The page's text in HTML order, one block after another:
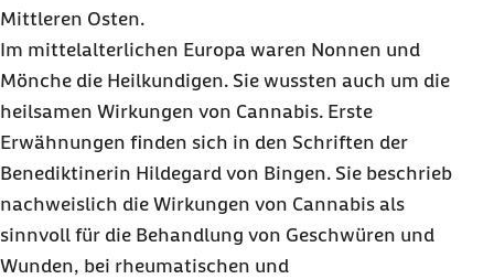
Mittleren Osten.
Im mittelalterlichen Europa waren Nonnen und
Mönche die Heilkundigen. Sie wussten auch um die
heilsamen Wirkungen von Cannabis. Erste
Erwähnungen finden sich in den Schriften der
Benediktinerin Hildegard von Bingen. Sie beschrieb
nachweislich die Wirkungen von Cannabis als
sinnvoll für die Behandlung von Geschwüren und
Wunden, bei rheumatischen und